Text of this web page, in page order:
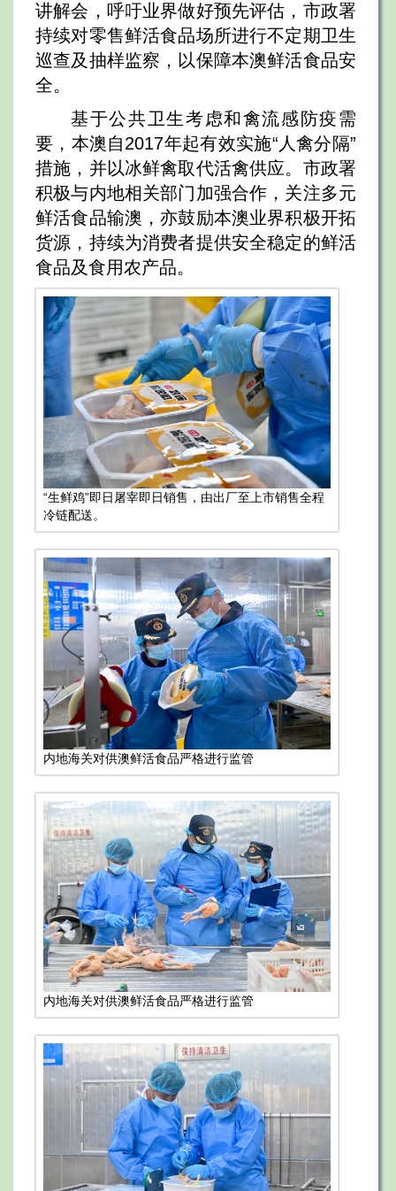
讲解会，呼吁业界做好预先评估，市政署
持续对零售鲜活食品场所进行不定期卫生
巡查及抽样监察，以保障本澳鲜活食品安
全。
基于公共卫生考虑和禽流感防疫需
要，本澳自2017年起有效实施“人禽分隔”
措施，并以冰鲜禽取代活禽供应。市政署
积极与内地相关部门加强合作，关注多元
鲜活食品输澳，亦鼓励本澳业界积极开拓
货源，持续为消费者提供安全稳定的鲜活
食品及食用农产品。
“生鲜鸡”即日屠宰即日销售，由出厂至上市销售全程
冷链配送。
内地海关对供澳鲜活食品严格进行监管
内地海关对供澳鲜活食品严格进行监管